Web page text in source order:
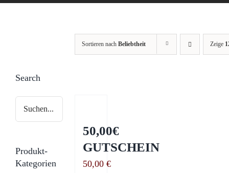
Sortieren nachBeliebtheit Zeige
50,00€
GUTSCHEIN
50,00€
Search
Produkt-
Kategorien